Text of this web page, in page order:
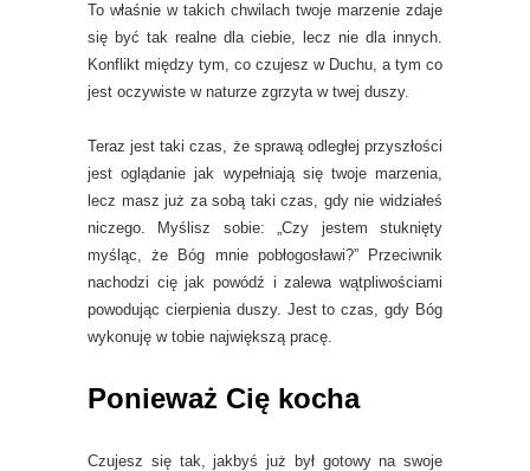
To właśnie w takich chwilach twoje marzenie zdaje
się być tak realne dla ciebie, lecz nie dla innych.
Konflikt między tym, co czujesz w Duchu, a tym co
jest oczywiste w naturze zgrzyta w twej duszy.
Teraz jest taki czas, że sprawą odległej przyszłości
jest oglądanie jak wypełniają się twoje marzenia,
lecz masz już za sobą taki czas, gdy nie widziałeś
niczego. Myślisz sobie: „Czy jestem stuknięty
myśląc, że Bóg mnie pobłogosławi?” Przeciwnik
nachodzi cię jak powódź i zalewa wątpliwościami
powodując cierpienia duszy. Jest to czas, gdy Bóg
wykonuję w tobie największą pracę.
Ponieważ Cię kocha
Czujesz się tak, jakbyś już był gotowy na swoje